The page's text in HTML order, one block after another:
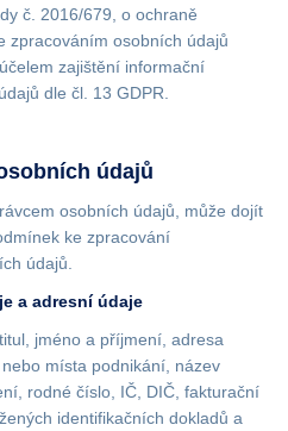
č. 2016/679, o ochraně
zpracováním osobních údajů
zajištění informační
dle čl. 13 GDPR.
údajů
osobních údajů, může dojít
ke zpracování
údajů.
a adresní údaje
jméno a příjmení, adresa
místa podnikání, název
rodné číslo, IČ, DIČ, fakturační
identifikačních dokladů a